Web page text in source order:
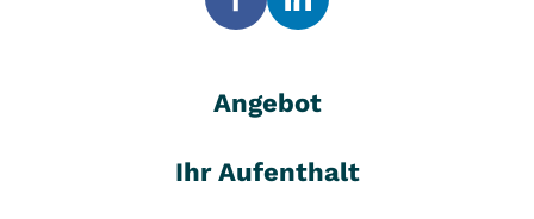
Angebot
Ihr Aufenthalt